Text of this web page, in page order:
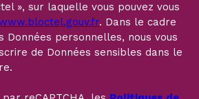
», sur laquelle vous pouvez vous
. Dans le cadre
Données personnelles, nous vous
de Données sensibles dans le